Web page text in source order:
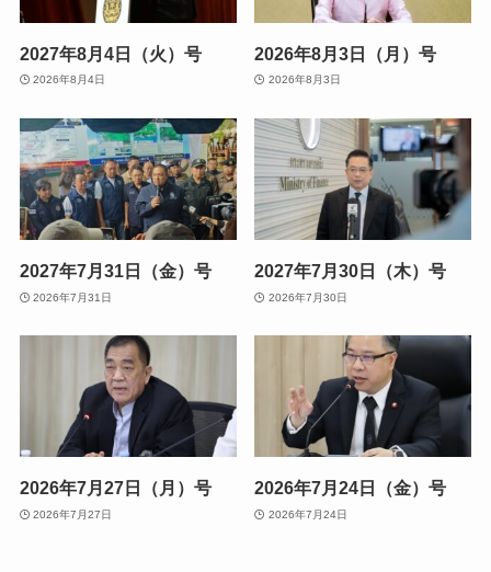
2027年8月4日（火）号
2026年8月4日
2026年8月3日（月）号
2026年8月3日
2027年7月31日（金）号
2026年7月31日
2027年7月30日（木）号
2026年7月30日
2026年7月27日（月）号
2026年7月27日
2026年7月24日（金）号
2026年7月24日